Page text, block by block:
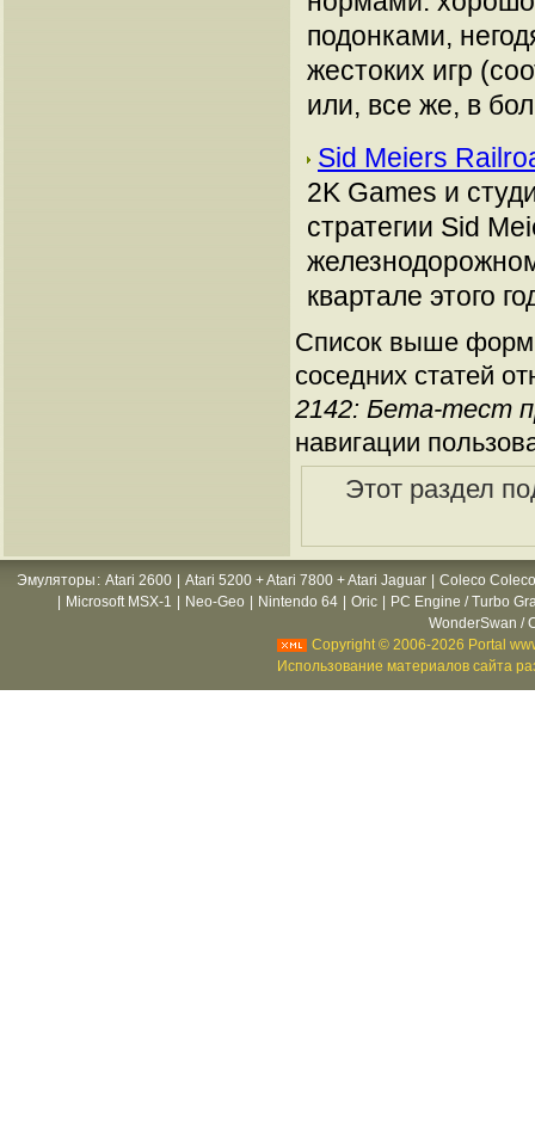
подонками,
жестоких игр
или, все же, в
Sid Meiers
2K Games и
стратегии Sid
квартале этого
Список выше
соседних статей
2142: Бета-тест
навигации
Этот раздел
Эмуляторы : Atari 2600 Atari 5200 + Atari 7800 + Atari Jaguar
Coleco
Microsoft MSX-1 Neo-Geo Nintendo 64 Oric
PC Engine / Turbo
WonderSwan /
Copyright © 2006-2026 Portal
Использование материалов сайта